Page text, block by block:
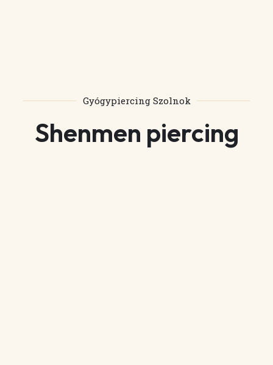
Gyógypiercing Szolnok
Shenmen piercing